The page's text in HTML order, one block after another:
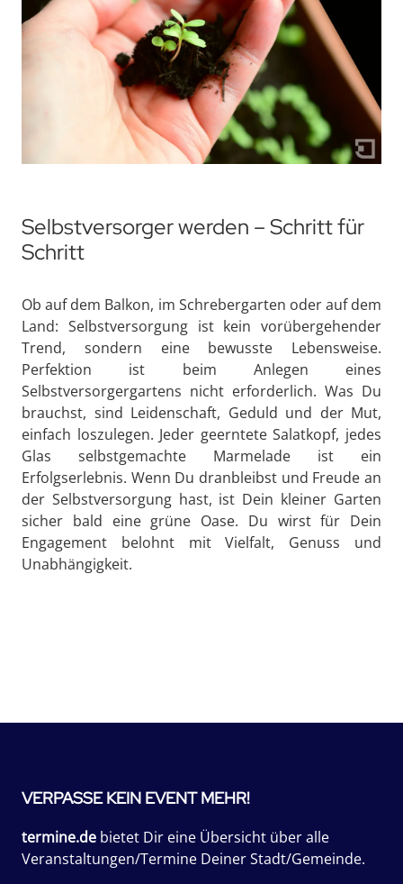
Selbstversorger werden – Schritt für
Schritt
Ob auf dem Balkon, im Schrebergarten oder auf dem
Land: Selbstversorgung ist kein vorübergehender
Trend, sondern eine bewusste Lebensweise.
Perfektion ist beim Anlegen eines
Selbstversorgergartens nicht erforderlich. Was Du
brauchst, sind Leidenschaft, Geduld und der Mut,
einfach loszulegen. Jeder geerntete Salatkopf, jedes
Glas selbstgemachte Marmelade ist ein
Erfolgserlebnis. Wenn Du dranbleibst und Freude an
der Selbstversorgung hast, ist Dein kleiner Garten
sicher bald eine grüne Oase. Du wirst für Dein
Engagement belohnt mit Vielfalt, Genuss und
Unabhängigkeit.
VERPASSE KEIN EVENT MEHR!
termine.de bietet Dir eine Übersicht über alle
Veranstaltungen/Termine Deiner Stadt/Gemeinde.